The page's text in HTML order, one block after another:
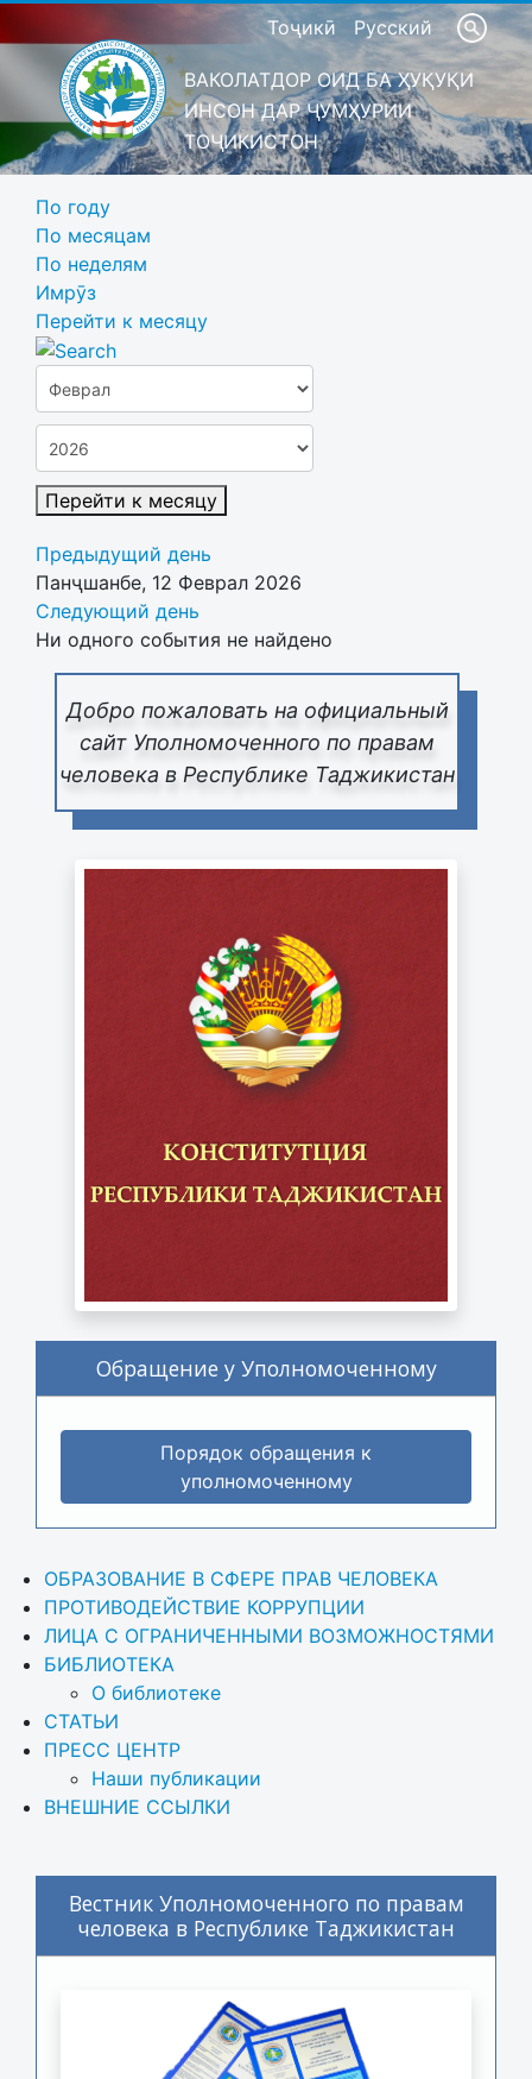
Тоҷикӣ Русский
ВАКОЛАТДОР ОИД БА ҲУҚУҚИ
ИНСОН ДАР ҶУМҲУРИИ
ТОҶИКИСТОН
Добро пожаловать на официальный
сайт Уполномоченного по правам
человека в Республике Таджикистан
Обращение у Уполномоченному
Порядок обращения к
уполномоченному
ОБРАЗОВАНИЕ В СФЕРЕ ПРАВ ЧЕЛОВЕКА
ПРОТИВОДЕЙСТВИЕ КОРРУПЦИИ
ЛИЦА С ОГРАНИЧЕННЫМИ ВОЗМОЖНОСТЯМИ
БИБЛИОТЕКА
О библиотеке
СТАТЬИ
ПРЕСС ЦЕНТР
Наши публикации
ВНЕШНИЕ ССЫЛКИ
Вестник Уполномоченного по правам
человека в Республике Таджикистан
По году
По месяцам
По неделям
Имрӯз
Перейти к месяцу
Перейти к месяцу
Предыдущий день
Панҷшанбе, 12 Феврал 2026
Следующий день
Ни одного события не найдено